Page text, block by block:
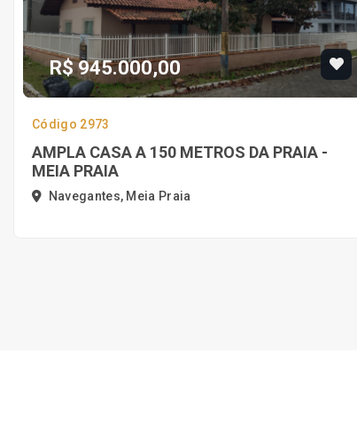
R$ 945.000,00
Código 2973
AMPLA CASA A 150 METROS DA PRAIA -
MEIA PRAIA
Navegantes, Meia Praia